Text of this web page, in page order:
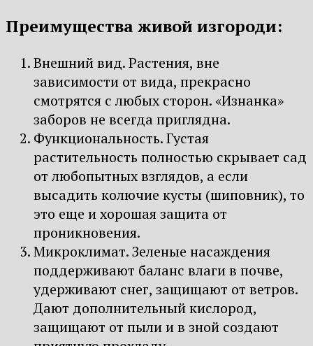
Преимущества живой изгороди:
Внешний вид. Растения, вне
зависимости от вида, прекрасно
смотрятся с любых сторон. «Изнанка»
заборов не всегда приглядна.
Функциональность. Густая
растительность полностью скрывает сад
от любопытных взглядов, а если
высадить колючие кусты (шиповник), то
это еще и хорошая защита от
проникновения.
Микроклимат. Зеленые насаждения
поддерживают баланс влаги в почве,
удерживают снег, защищают от ветров.
Дают дополнительный кислород,
защищают от пыли и в зной создают